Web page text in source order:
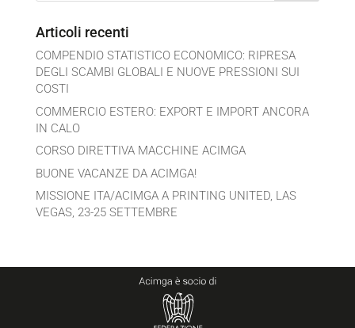
Articoli recenti
COMPENDIO STATISTICO ECONOMICO: RIPRESA
DEGLI SCAMBI GLOBALI E NUOVE PRESSIONI SUI
COSTI
COMMERCIO ESTERO: EXPORT E IMPORT ANCORA
IN CALO
CORSO DIRETTIVA MACCHINE ACIMGA
BUONE VACANZE DA ACIMGA!
MISSIONE ITA/ACIMGA A PRINTING UNITED, LAS
VEGAS, 23-25 SETTEMBRE